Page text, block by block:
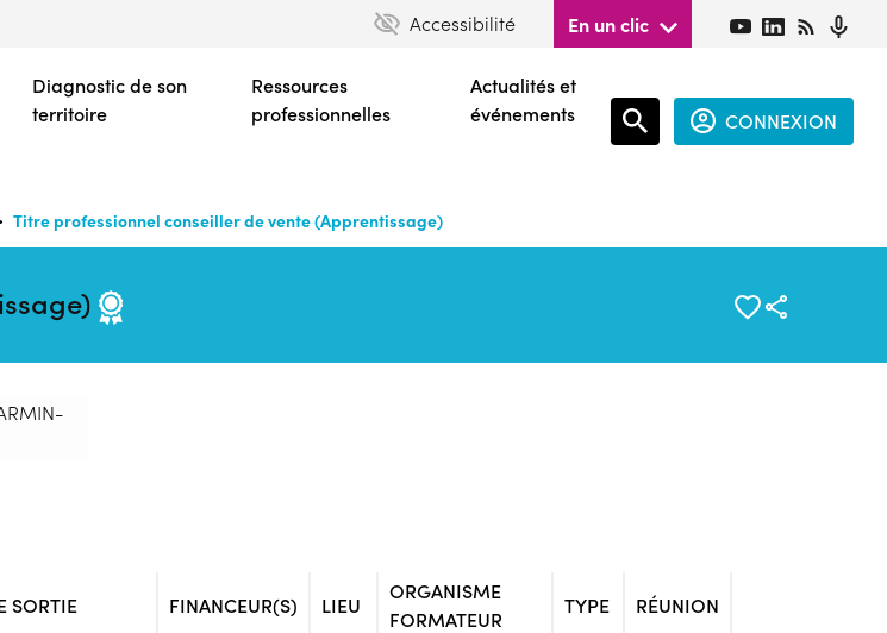
contenu
principal
Accessibilité En un clic
Diagnostic de son
territoire
Ressources
professionnelles
Actualités et
événements
CONNEXION
Titre professionnel conseiller de vente (Apprentissage)
SORTIE FINANCEUR(S) LIEU
ORGANISME
FORMATEUR
TYPE RÉUNION